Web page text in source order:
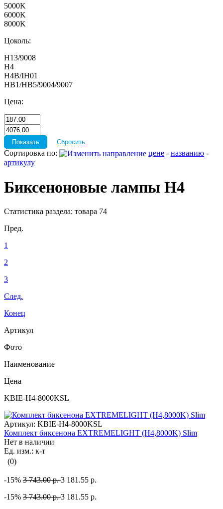
5000K
6000K
8000K
Цоколь:
H13/9008
H4
H4B/IH01
HB1/HB5/9004/9007
Цена:
Сбросить
Сортировка по: цене - названию -
артикулу
Биксеноновые лампы H4
Статистика раздела: товара 74
Пред.
1
2
3
След.
Конец
Артикул
Фото
Наименование
Цена
KBIE-H4-8000KSL
Артикул: KBIE-H4-8000KSL
Комплект биксенона EXTREMELIGHT (H4,8000K) Slim
Нет в наличии
Ед. изм.: к-т
(0)
-15% 3 743.00 р.3 181.55 р.
-15% 3 743.00 р.3 181.55 р.